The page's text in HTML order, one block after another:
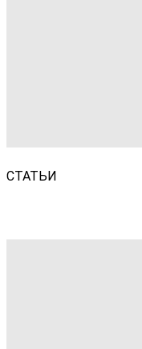
СТАТЬИ